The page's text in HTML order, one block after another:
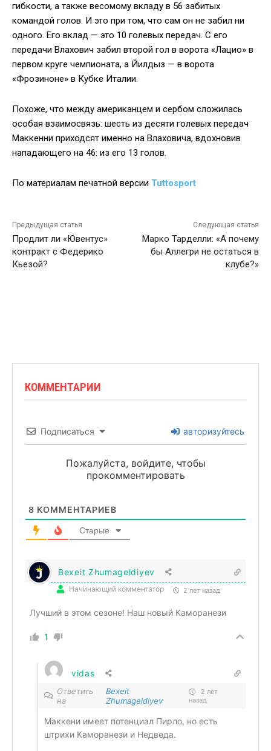
гибкости, а также весомому вкладу в 56 забитых
командой голов. И это при том, что сам он не забил ни
одного. Его вклад — это 10 голевых передач. С его
передачи Влахович забил второй гол в ворота «Лацио» в
первом круге чемпионата, а Йилдыз — в ворота
«Фрозиноне» в Кубке Италии.
Похоже, что между американцем и сербом сложилась
особая взаимосвязь: шесть из десяти голевых передач
Маккенни приходсят именно на Влаховича, вдохновив
нападающего на 46: из его 13 голов.
По материалам печатной версии Tuttosport
Предыдущая статья
Продлит ли «Ювентус»
контракт с Федерико
Кьезой?
Следующая статья
Марко Тарделли: «А почему
бы Аллегри не остаться в
клубе?»
КОММЕНТАРИИ
Подписаться авторизуйтесь
Пожалуйста, войдите, чтобы
прокомментировать
8 КОММЕНТАРИЕВ
Старые
Bexeit Zhumageldiyev
Начинающий комментатор 2 лет назад
Лучший в этом сезоне! Наш новый Каморанези
1
vidas
Ответить
на
Bexeit
Zhumageldiyev
2 лет
назад
Маккени имеет потенциал Пирло, но есть
штрихи Каморанези и Недведа.